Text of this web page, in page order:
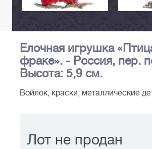
Елочная игрушка
фраке». - Россия, пер.
Высота: 5,9 см.
Войлок, краски, металлические
Лот не продан